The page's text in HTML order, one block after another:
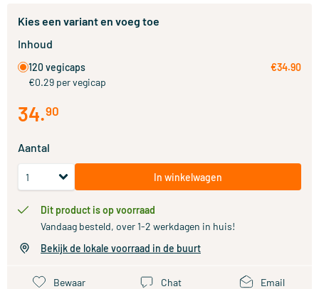
Kies een variant en voeg toe
Inhoud
120 vegicaps
€0.29 per vegicap
€34.90
34.90
Aantal
In winkelwagen
Dit product is op voorraad
Vandaag besteld, over 1-2 werkdagen in huis!
Bekijk de lokale voorraad in de buurt
Bewaar Chat Email